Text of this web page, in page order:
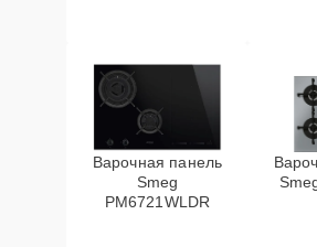
Варочная панель
Smeg
PM6721WLDR